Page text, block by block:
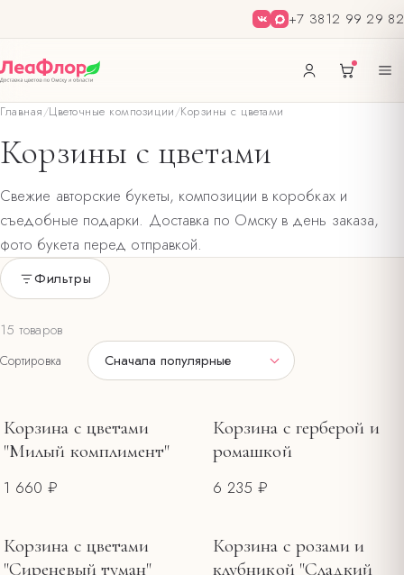
+7 3812 99 29 82
Главная/Цветочные композиции/Корзины с цветами
Корзины с цветами
Свежие авторские букеты, композиции в коробках и
съедобные подарки. Доставка по Омску в день заказа,
фото букета перед отправкой.
Только в наличии
ЦВЕТ БУКЕТА
Букеты ко Дню матери
Букеты на 8 Марта
ЦЕНА, ₽
Фильтры
15 товаров
Сортировка Сначала популярные
Корзина с цветами
"Милый комплимент"
1 660 ₽
Корзина с герберой и
ромашкой
6 235 ₽
Корзина с цветами
"Сиреневый туман"
Корзина с розами и
клубникой "Сладкий